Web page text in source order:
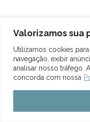
Valorizamos sua
Utilizamos cookies
navegação, exibir
analisar nosso tráfego.
concorda com nossa